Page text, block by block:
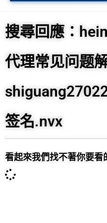
搜尋回應：
代理常见问题
签名.nvx
看起來我們找不著你要看